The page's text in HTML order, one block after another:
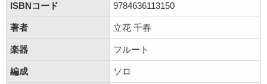
ISBNコード 9784636113150
著者 立花 千春
楽器 フルート
編成 ソロ